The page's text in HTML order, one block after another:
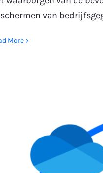
van
More